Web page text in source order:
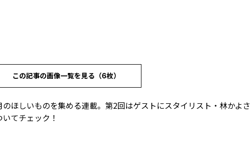
この記事の画像一覧を見る（6枚）
ほしいものを集める連載。第2回はゲストにスタイリスト・林かよさ
てチェック！